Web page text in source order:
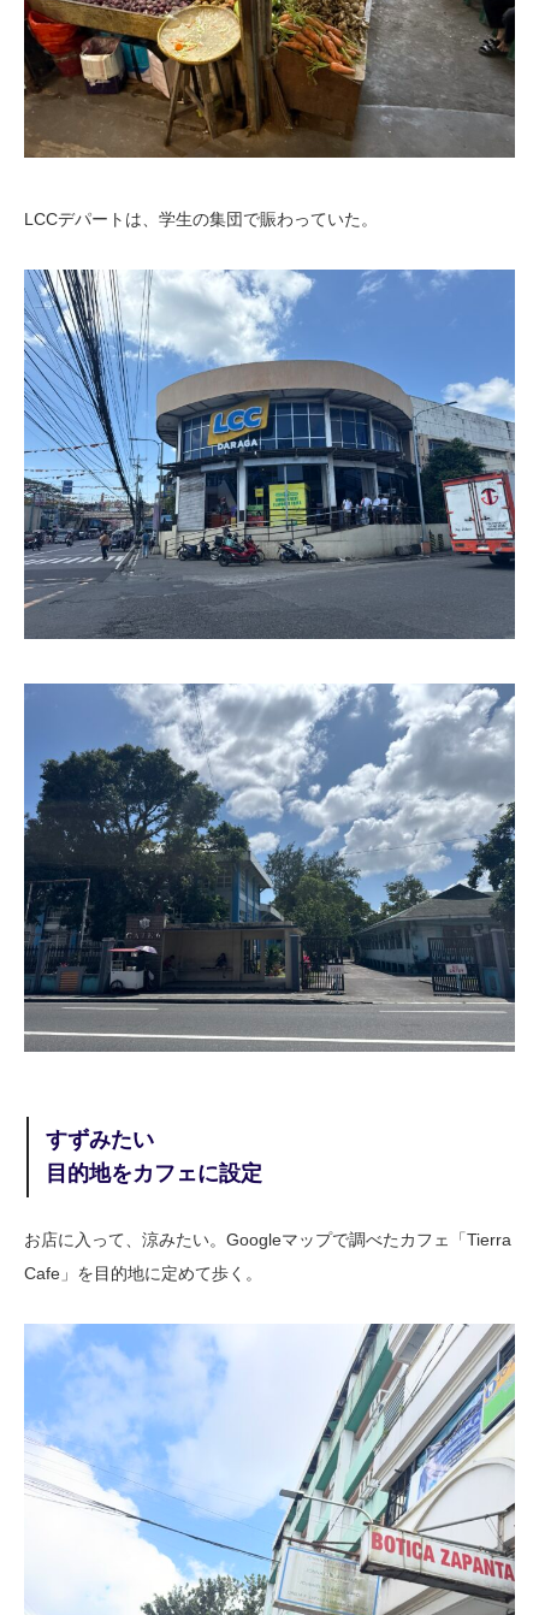
LCCデパートは、学生の集団で賑わっていた。
すずみたい
目的地をカフェに設定
お店に入って、涼みたい。Googleマップで調べたカフェ「Tierra
Cafe」を目的地に定めて歩く。